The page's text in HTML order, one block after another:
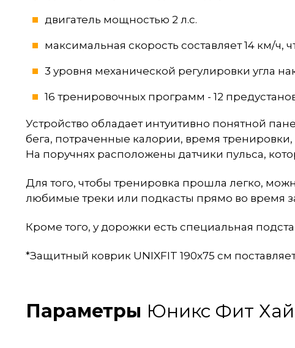
двигатель мощностью 2 л.с.
максимальная скорость составляет 14 км/ч,
3 уровня механической регулировки угла
16 тренировочных программ - 12
Устройство обладает интуитивно понятной
бега, потраченные калории, время тренировки,
На поручнях расположены датчики пульса,
Для того, чтобы тренировка прошла легко,
любимые треки или подкасты прямо во время
Кроме того, у дорожки есть специальная
*Защитный коврик UNIXFIT 190x75 см
Параметры Юникс Фит